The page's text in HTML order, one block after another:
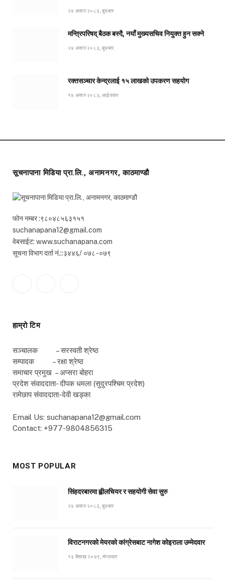
२४ असार २०८३, बुधबार
मन्त्रिपरिषद् बैठक बस्दै, नयाँ मुख्यसचिव नियुक्त हुन सक्ने
२४ असार २०८३, बुधबार
रक्तसञ्चार केन्द्रलाई १५ लाखको उपकरण सहयोग
१४ असार २०८३, आईतवार
सूचनापाना मिडिया प्रा.लि., अनामनगर, काठमाण्डौ
फोन नम्बर :९८०४८५६३१५१
suchanapana12@gmail.com
वेबसाईट: www.suchanapana.com
सूचना विभाग दर्ता नं.::३४४६/ ०७८ -०७९
हाम्रो टिम
सञ्चालक – सरस्वती श्रेष्ठ
सम्पादक – रक्षा श्रेष्ठ
समाचार प्रमुख – अप्सरा बोहरा
प्रदेश संवाददाता- दीपक धमला (सुदुरपश्चिम प्रदेश)
रामेछाप संवाददाता-देवी खड्का
Email Us: suchanapana12@gmail.com
Contact: +977-9804856315
MOST POPULAR
सिंहदरबारमा ह्वीलचियर र सहयोगी सेवा सुरु
२४ असार २०८३, बुधबार
विराटनगरको मेयरको कांग्रेसबाट नागेश कोइराला उम्मेदवार
१३ बैशाख २०७९, मंगलवार